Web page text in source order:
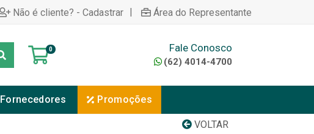
Não é cliente? - Cadastrar | Área do Representante
0 Fale Conosco
(62) 4014-4700
Fornecedores Promoções
VOLTAR